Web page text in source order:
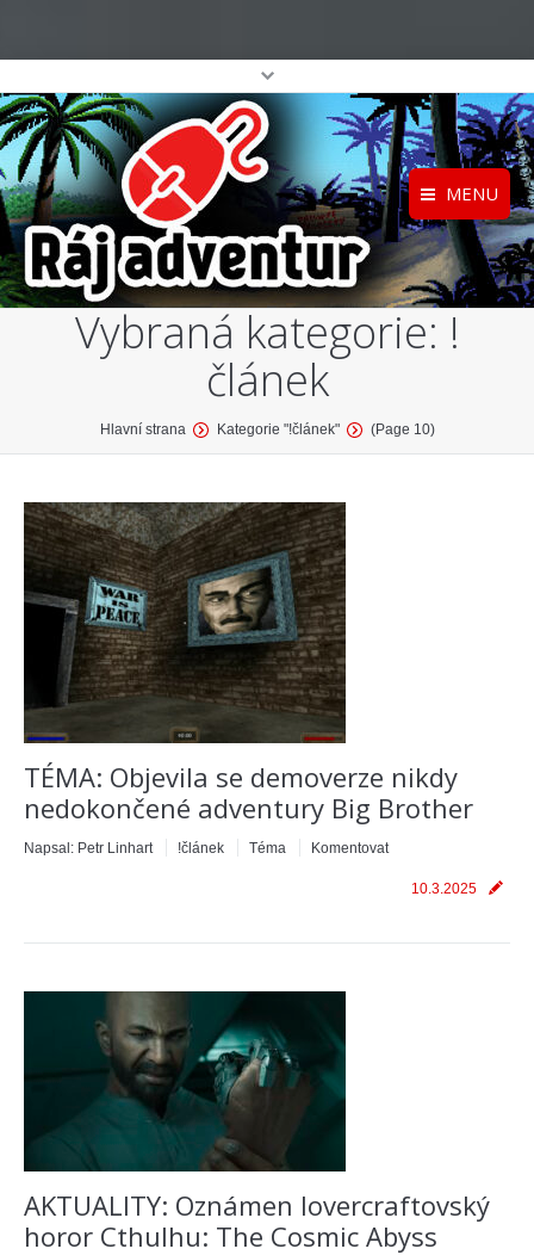
MENU
Registrace
Přihlášení
Profil
Home
O projektu
Katalog her
Vybraná kategorie: !
článek
You are here:Hlavní strana Kategorie "!článek" (Page 10)
TÉMA: Objevila se demoverze nikdy
nedokončené adventury Big Brother
Napsal: Petr Linhart !článek Téma Komentovat
10.3.2025
AKTUALITY: Oznámen lovercraftovský
horor Cthulhu: The Cosmic Abyss